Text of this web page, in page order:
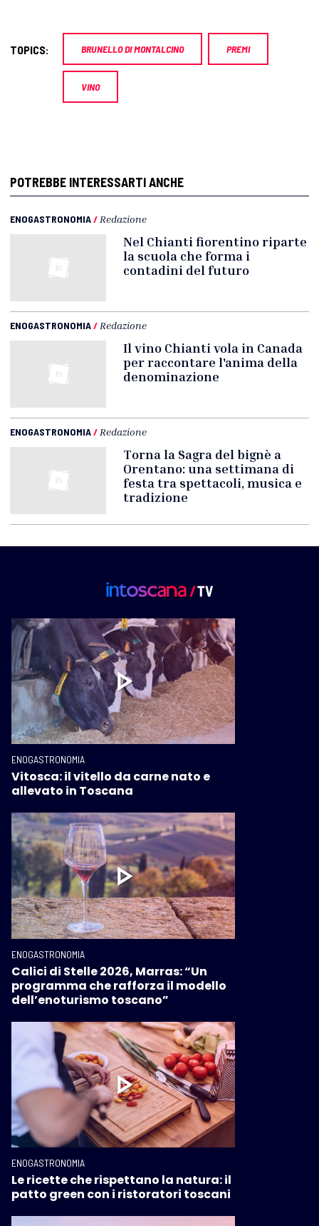
TOPICS: BRUNELLO DI MONTALCINO PREMI
VINO
POTREBBE INTERESSARTI ANCHE
ENOGASTRONOMIA/ Redazione
Nel Chianti fiorentino riparte
la scuola che forma i
contadini del futuro
ENOGASTRONOMIA/ Redazione
Il vino Chianti vola in Canada
per raccontare l'anima della
denominazione
ENOGASTRONOMIA/ Redazione
Torna la Sagra del bignè a
Orentano: una settimana di
festa tra spettacoli, musica e
tradizione
ENOGASTRONOMIA
Vitosca: il vitello da carne nato e
allevato in Toscana
ENOGASTRONOMIA
Calici di Stelle 2026, Marras: “Un
programma che rafforza il modello
dell’enoturismo toscano”
ENOGASTRONOMIA
Le ricette che rispettano la natura: il
patto green con i ristoratori toscani